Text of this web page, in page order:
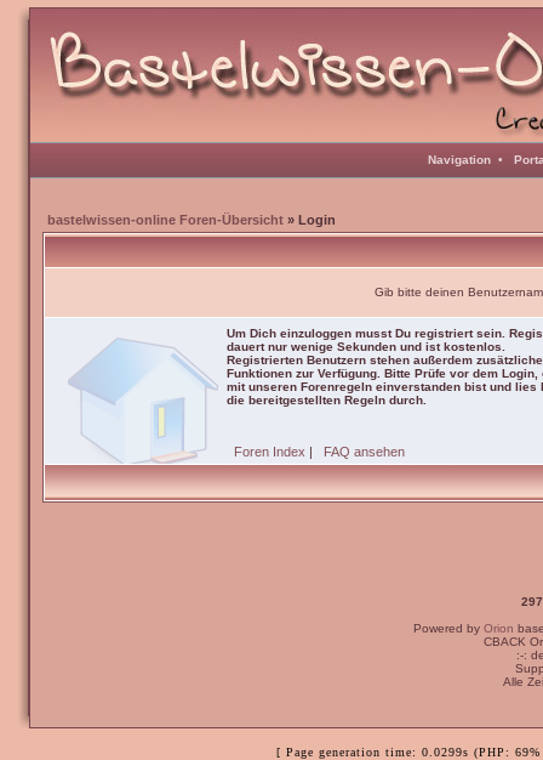
Navigation •
bastelwissen-online Foren-Übersicht » Login
Gib bitte deinen
Um Dich einzuloggen musst Du registriert sein.
dauert nur wenige Sekunden und ist kostenlos.
Registrierten Benutzern stehen außerdem zusätzliche
Funktionen zur Verfügung. Bitte Prüfe vor dem Login,
mit unseren Forenregeln einverstanden bist und lies
die bereitgestellten Regeln durch.
Foren Index | FAQ ansehen
Powered by Orion
CBACK
:-:
Alle
[ Page generation time: 0.0299s (PHP: